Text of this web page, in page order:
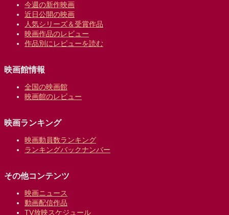
今週の新作映画
近日公開の映画
人気シリーズ＆受賞作品
映画作品のレビュー
作品別にレビューを読む
映画館情報
全国の映画館
映画館のレビュー
映画ランキング
映画動員数ランキング
ランキングバックナンバー
その他コンテンツ
映画ニュース
動画配信作品
TV放映スケジュール